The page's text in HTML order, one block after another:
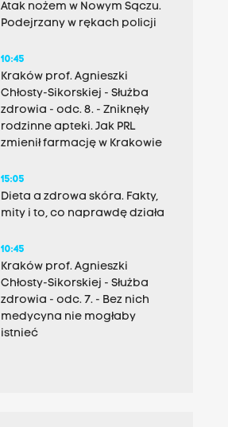
Atak nożem w Nowym Sączu.
Podejrzany w rękach policji
10:45
Kraków prof. Agnieszki
Chłosty-Sikorskiej - Służba
zdrowia - odc. 8. - Zniknęły
rodzinne apteki. Jak PRL
zmienił farmację w Krakowie
15:05
Dieta a zdrowa skóra. Fakty,
mity i to, co naprawdę działa
10:45
Kraków prof. Agnieszki
Chłosty-Sikorskiej - Służba
zdrowia - odc. 7. - Bez nich
medycyna nie mogłaby
istnieć